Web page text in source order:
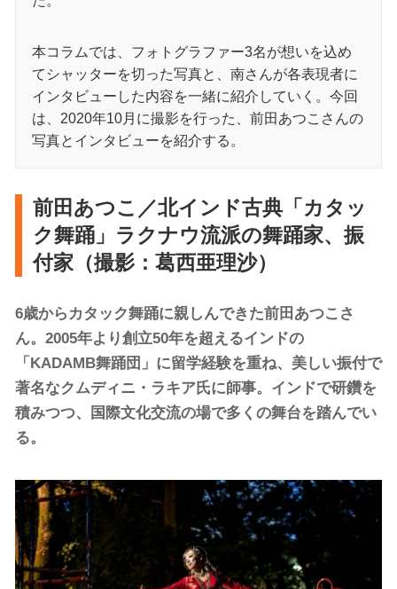
本コラムでは、フォトグラファー3名が想いを込め
てシャッターを切った写真と、南さんが各表現者に
インタビューした内容を一緒に紹介していく。今回
は、2020年10月に撮影を行った、前田あつこさんの
写真とインタビューを紹介する。
前田あつこ／北インド古典「カタッ
ク舞踊」ラクナウ流派の舞踊家、振
付家（撮影：葛西亜理沙）
6歳からカタック舞踊に親しんできた前田あつこさ
ん。2005年より創立50年を超えるインドの
「KADAMB舞踊団」に留学経験を重ね、美しい振付で
著名なクムディニ・ラキア氏に師事。インドで研鑽を
積みつつ、国際文化交流の場で多くの舞台を踏んでい
る。